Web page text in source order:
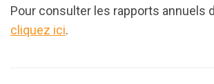
Pour consulter les rapports annuels
cliquez ici.